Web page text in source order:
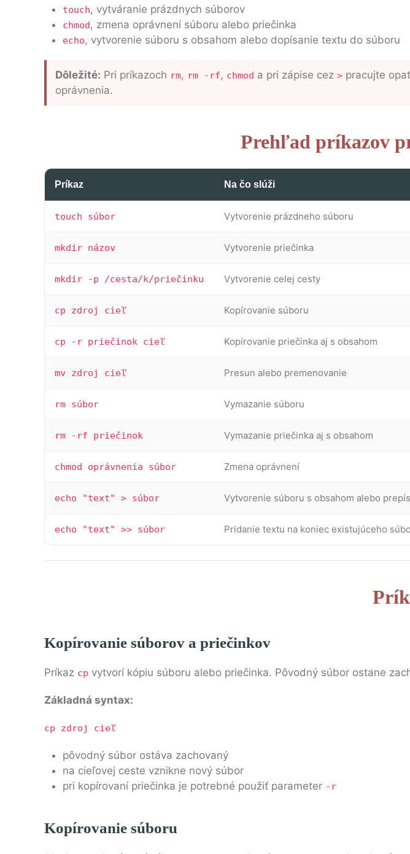
touch, vytváranie prázdnych súborov
chmod, zmena oprávnení súboru alebo priečinka
echo, vytvorenie súboru s obsahom alebo dopísanie textu do súboru
Dôležité: Pri príkazoch rm, rm -rf, chmod a pri zápise cez > pracujte
oprávnenia.
Prehľad príkazov
Príkaz Na čo slúži
touch súbor Vytvorenie prázdneho súboru
mkdir názov Vytvorenie priečinka
mkdir -p /cesta/k/priečinku Vytvorenie celej cesty
cp zdroj cieľ Kopírovanie súboru
cp -r priečinok cieľ Kopírovanie priečinka aj s obsahom
mv zdroj cieľ Presun alebo premenovanie
rm súbor Vymazanie súboru
rm -rf priečinok Vymazanie priečinka aj s obsahom
chmod oprávnenia súbor Zmena oprávnení
echo "text" > súbor Vytvorenie súboru s obsahom alebo
echo "text" >> súbor Pridanie textu na koniec existujúceho
Kopírovanie súborov a priečinkov
Príkaz cp vytvorí kópiu súboru alebo priečinka. Pôvodný súbor ostane
Základná syntax:
cp zdroj cieľ
pôvodný súbor ostáva zachovaný
na cieľovej ceste vznikne nový súbor
pri kopírovaní priečinka je potrebné použiť parameter -r
Kopírovanie súboru